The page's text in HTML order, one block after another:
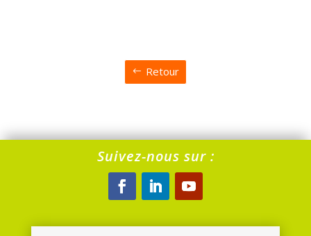
Retour
Suivez-nous sur :